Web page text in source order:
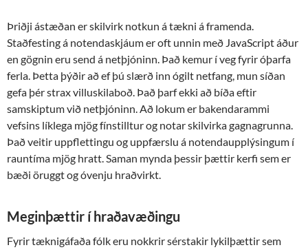
Þriðji ástæðan er skilvirk notkun á tækni á framenda.
Staðfesting á notendaskjáum er oft unnin með JavaScript áður
en gögnin eru send á netþjóninn. Það kemur í veg fyrir óþarfa
ferla. Þetta þýðir að ef þú slærð inn ógilt netfang, mun síðan
gefa þér strax villuskilaboð. Það þarf ekki að bíða eftir
samskiptum við netþjóninn. Að lokum er bakendarammi
vefsins líklega mjög fínstilltur og notar skilvirka gagnagrunna.
Það veitir uppflettingu og uppfærslu á notendaupplýsingum í
rauntíma mjög hratt. Saman mynda þessir þættir kerfi sem er
bæði öruggt og óvenju hraðvirkt.
Meginþættir í hraðavæðingu
Fyrir tæknigáfaða fólk eru nokkrir sérstakir lykilþættir sem